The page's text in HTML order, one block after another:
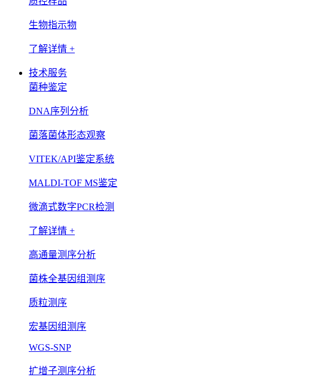
生物指示物
了解详情 +
技术服务
菌种鉴定
DNA序列分析
菌落菌体形态观察
VITEK/API鉴定系统
MALDI-TOF MS鉴定
微滴式数字PCR检测
了解详情 +
高通量测序分析
菌株全基因组测序
质粒测序
宏基因组测序
WGS-SNP
扩增子测序分析